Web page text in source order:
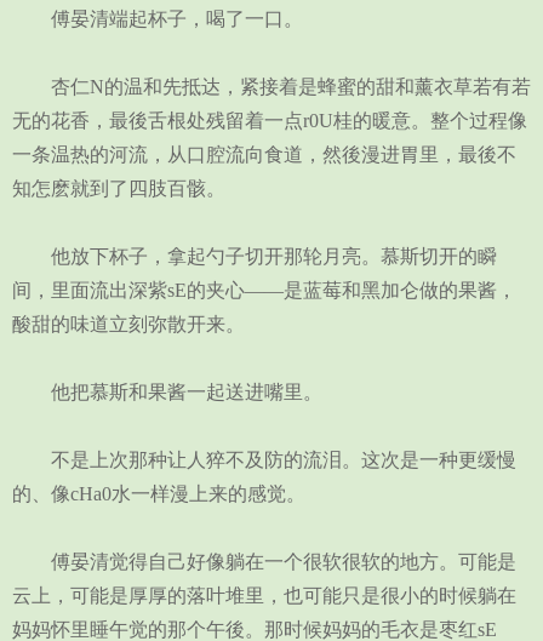
傅晏清端起杯子，喝了一口。
杏仁N的温和先抵达，紧接着是蜂蜜的甜和薰衣草若有若
无的花香，最後舌根处残留着一点r0U桂的暖意。整个过程像
一条温热的河流，从口腔流向食道，然後漫进胃里，最後不
知怎麽就到了四肢百骸。
他放下杯子，拿起勺子切开那轮月亮。慕斯切开的瞬
间，里面流出深紫sE的夹心——是蓝莓和黑加仑做的果酱，
酸甜的味道立刻弥散开来。
他把慕斯和果酱一起送进嘴里。
不是上次那种让人猝不及防的流泪。这次是一种更缓慢
的、像cHa0水一样漫上来的感觉。
傅晏清觉得自己好像躺在一个很软很软的地方。可能是
云上，可能是厚厚的落叶堆里，也可能只是很小的时候躺在
妈妈怀里睡午觉的那个午後。那时候妈妈的毛衣是枣红sE